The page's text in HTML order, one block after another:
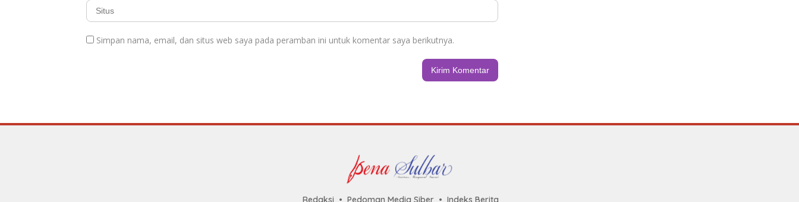
Simpan nama, email, dan situs web saya pada peramban ini untuk komentar saya berikutnya.
Redaksi Pedoman Media Siber Indeks Berita